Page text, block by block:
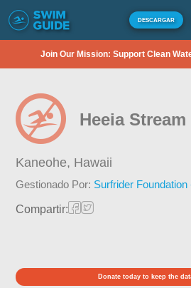
DESCARGAR
Join Our Mission: Support Clean
Heeia Stream
Kaneohe, Hawaii
Gestionado Por: Surfrider
Compartir:
Donate today to keep the